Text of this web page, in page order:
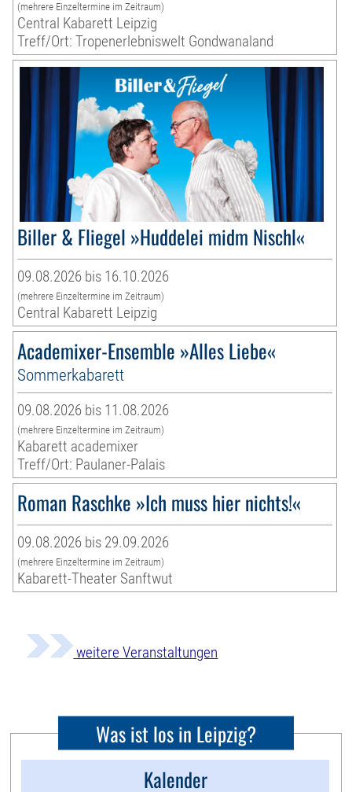
(mehrere Einzeltermine im Zeitraum)
Central Kabarett Leipzig
Treff/Ort: Tropenerlebniswelt Gondwanaland
Biller & Fliegel »Huddelei midm Nischl«
09.08.2026 bis 16.10.2026
(mehrere Einzeltermine im Zeitraum)
Central Kabarett Leipzig
Academixer-Ensemble »Alles Liebe«
Sommerkabarett
09.08.2026 bis 11.08.2026
(mehrere Einzeltermine im Zeitraum)
Kabarett academixer
Treff/Ort: Paulaner-Palais
Roman Raschke »Ich muss hier nichts!«
09.08.2026 bis 29.09.2026
(mehrere Einzeltermine im Zeitraum)
Kabarett-Theater Sanftwut
weitere Veranstaltungen
Was ist los in Leipzig?
Kalender